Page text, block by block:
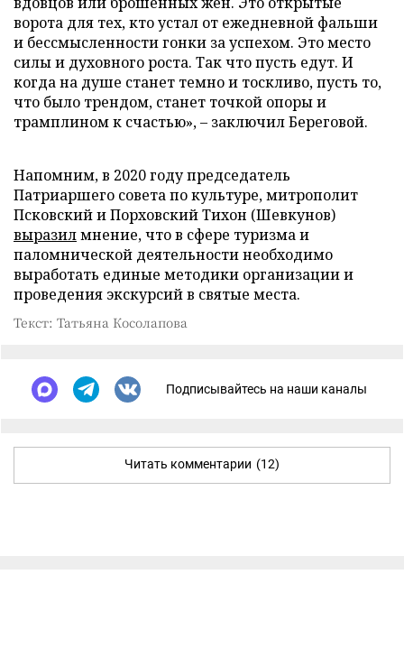
ворота для тех, кто устал от ежедневной фальши
и бессмысленности гонки за успехом. Это место
силы и духовного роста. Так что пусть едут. И
когда на душе станет темно и тоскливо, пусть то,
что было трендом, станет точкой опоры и
трамплином к счастью», – заключил Береговой.
Напомним, в 2020 году председатель
Патриаршего совета по культуре, митрополит
Псковский и Порховский Тихон (Шевкунов)
выразилмнение, что в сфере туризма и
паломнической деятельности необходимо
выработать единые методики организации и
проведения экскурсий в святые места.
Текст: Татьяна Косолапова
Подписывайтесь на наши каналы
Читать комментарии (12)